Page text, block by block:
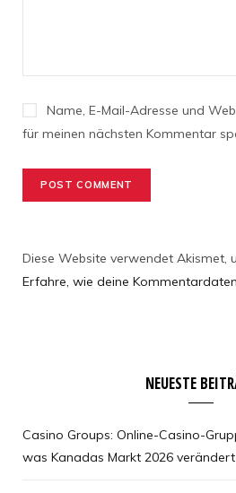
Name, E-Mail-Adresse und
für meinen nächsten Kommentar
Diese Website verwendet Akismet,
Erfahre, wie deine
NEUESTE
Casino Groups: Online-Casino-
was Kanadas Markt 2026 verändert